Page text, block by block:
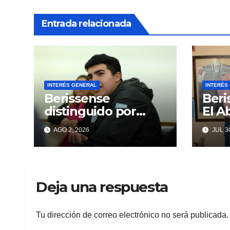
Entrada relacionada
INTERÉS GENERAL
Berissense
distinguido por
encontrar un
«VAMPIRO DE
MAR»
AGO 2, 2026
INTERÉS
El
JUL
Deja una respuesta
Tu dirección de correo electrónico no será publicada.